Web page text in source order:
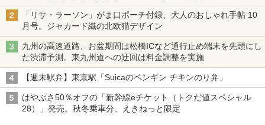
「リサ・ラーソン」がま口ポーチ付録、大人のおしゃれ手帖 10
月号。ジャカード織の北欧猫デザイン
九州の高速道路、お盆期間は松橋ICなど通行止め端末を先頭にし
た渋滞予測。東九州道への迂回は料金調整を実施
【週末駅弁】東京駅「Suicaのペンギン チキンのり弁」
はやぶさ50％オフの「新幹線eチケット（トクだ値スペシャル
28）」発売。秋冬乗車分、えきねっと限定